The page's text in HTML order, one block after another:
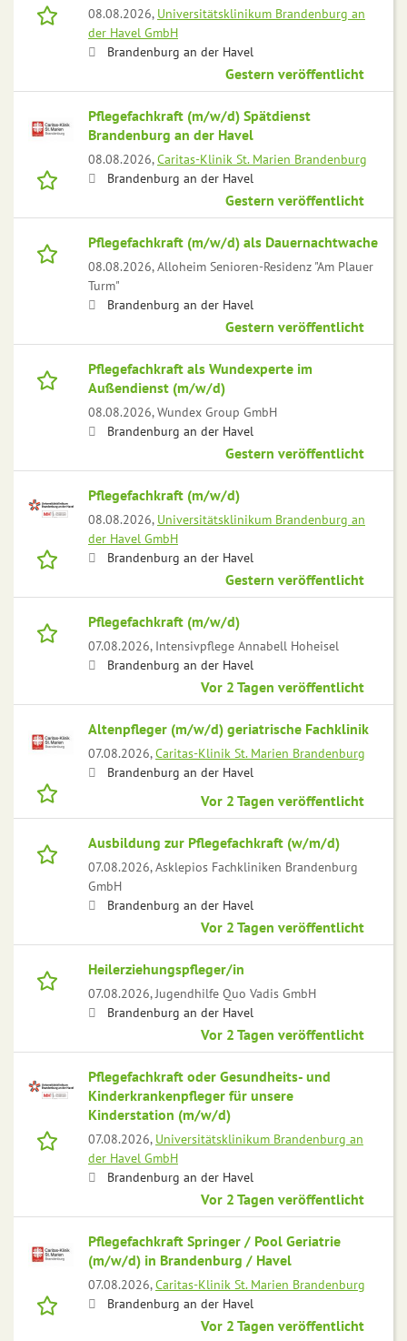
08.08.2026, Universitätsklinikum Brandenburg an
der Havel GmbH
Brandenburg an der Havel
Gestern veröffentlicht
Pflegefachkraft (m/w/d) Spätdienst
Brandenburg an der Havel
08.08.2026,Caritas-Klinik St. Marien Brandenburg
Brandenburg an der Havel
Gestern veröffentlicht
Pflegefachkraft (m/w/d) als Dauernachtwache
08.08.2026,Alloheim Senioren-Residenz "Am Plauer
Turm"
Brandenburg an der Havel
Gestern veröffentlicht
Pflegefachkraft als Wundexperte im
Außendienst (m/w/d)
08.08.2026,Wundex Group GmbH
Brandenburg an der Havel
Gestern veröffentlicht
Pflegefachkraft (m/w/d)
08.08.2026, Universitätsklinikum Brandenburg an
der Havel GmbH
Brandenburg an der Havel
Gestern veröffentlicht
Pflegefachkraft (m/w/d)
07.08.2026, Intensivpflege Annabell Hoheisel
Brandenburg an der Havel
Vor 2 Tagen veröffentlicht
Altenpfleger (m/w/d) geriatrische Fachklinik
07.08.2026,Caritas-Klinik St. Marien Brandenburg
Brandenburg an der Havel
Vor 2 Tagen veröffentlicht
Ausbildung zur Pflegefachkraft (w/m/d)
07.08.2026,Asklepios Fachkliniken Brandenburg
GmbH
Brandenburg an der Havel
Vor 2 Tagen veröffentlicht
Heilerziehungspfleger/in
07.08.2026,Jugendhilfe Quo Vadis GmbH
Brandenburg an der Havel
Vor 2 Tagen veröffentlicht
Pflegefachkraft oder Gesundheits- und
Kinderkrankenpfleger für unsere
Kinderstation (m/w/d)
07.08.2026, Universitätsklinikum Brandenburg an
der Havel GmbH
Brandenburg an der Havel
Vor 2 Tagen veröffentlicht
Pflegefachkraft Springer / Pool Geriatrie
(m/w/d) in Brandenburg / Havel
07.08.2026,Caritas-Klinik St. Marien Brandenburg
Brandenburg an der Havel
Vor 2 Tagen veröffentlicht